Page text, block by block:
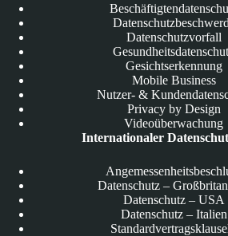
Datenschutzvorfall
Gesichtserkennung
Mobile Business
Nutzer- &
Privacy by Design
Videoüberwachung
Internationaler
Datenschutz –
Datenschutz – USA
Datenschutz – Italien